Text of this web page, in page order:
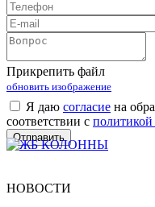
Прикрепить файл
обновить изображение
Я даю согласие на
соответствии с
НОВОСТИ